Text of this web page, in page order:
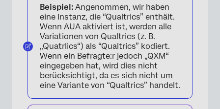
Beispiel: Angenommen, wir haben
eine Instanz, die “Qualtrics” enthält.
Wenn AUA aktiviert ist, werden alle
Variationen von Qualtrics (z. B.
„Quatrlics“) als “Qualtrics” kodiert.
Wenn ein Befragte:r jedoch „QXM“
eingegeben hat, wird dies nicht
berücksichtigt, da es sich nicht um
eine Variante von “Qualtrics” handelt.